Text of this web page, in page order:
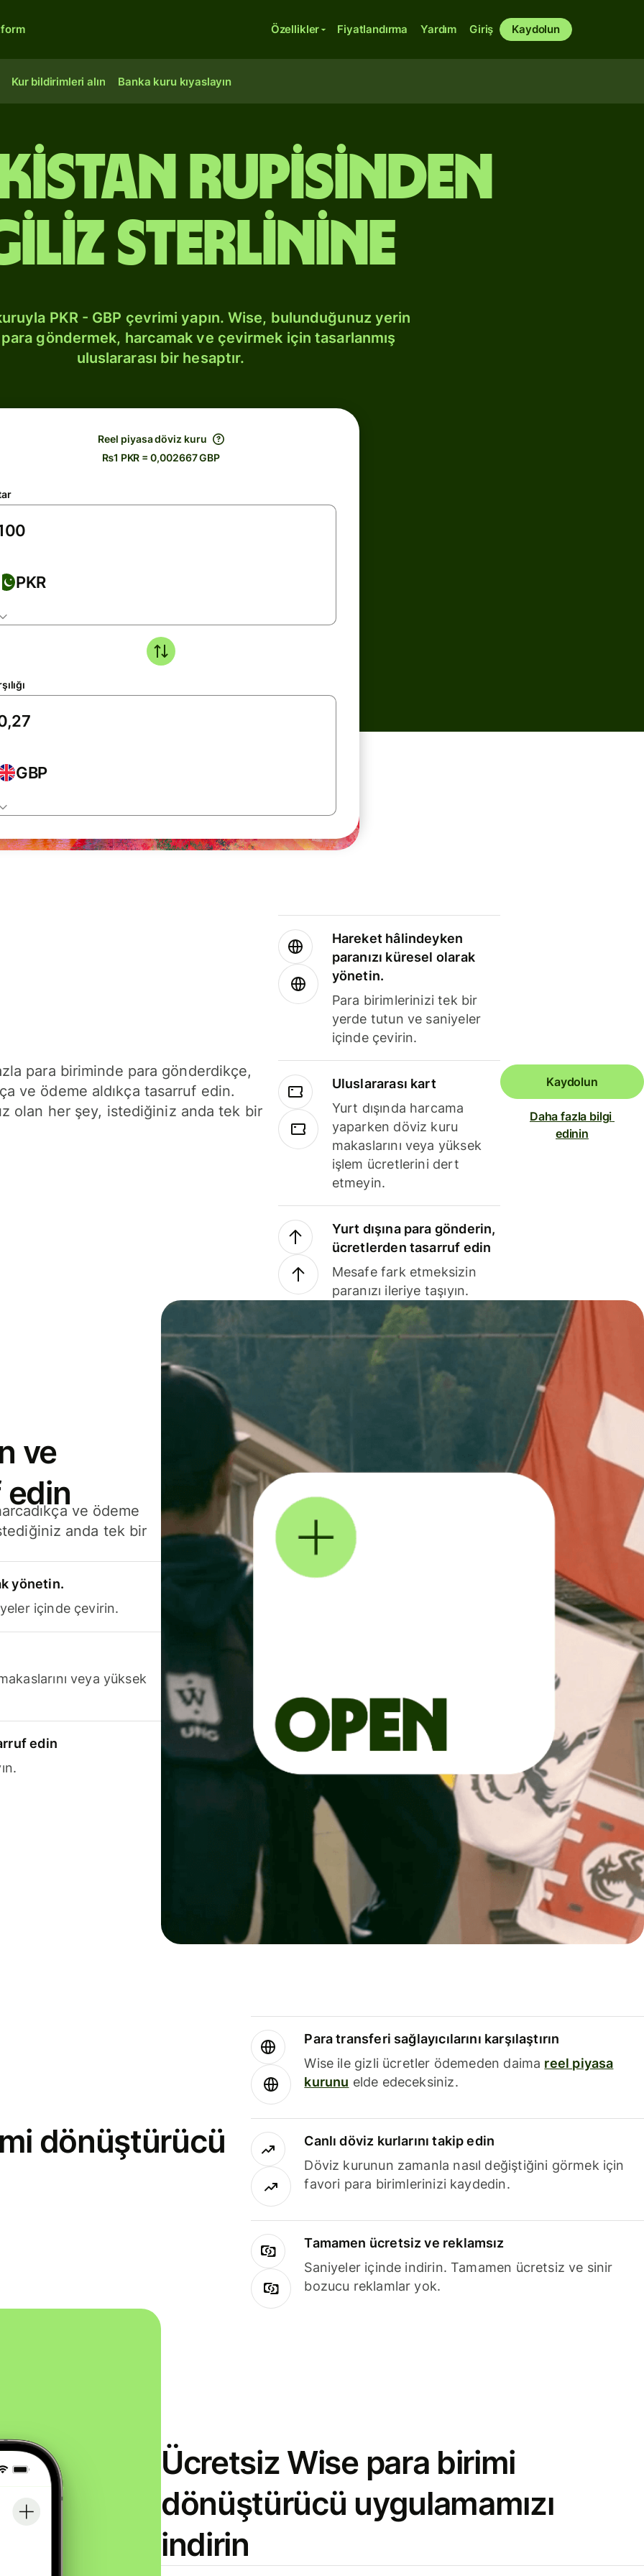
Özellikler Fiyatlandırma Yardım Giriş Kaydolun
Kur bildirimleri alın Banka kuru kıyaslayın
rupisinden
sterlinine
PKR - GBP çevrimi yapın. Wise, bulunduğunuz yerin
göndermek, harcamak ve çevirmek için tasarlanmış
uluslararası bir hesaptır.
Reel piyasa döviz kuru
₨1 PKR = 0,002667 GBP
PKR
GBP
para biriminde para gönderdikçe,
ve ödeme aldıkça tasarruf edin.
olan her şey, istediğiniz anda tek bir
Hareket hâlindeyken
paranızı küresel olarak
yönetin.
Para birimlerinizi tek bir
yerde tutun ve saniyeler
içinde çevirin.
Uluslararası kart
Yurt dışında harcama
yaparken döviz kuru
makaslarını veya yüksek
işlem ücretlerini dert
etmeyin.
Yurt dışına para gönderin,
ücretlerden tasarruf edin
Mesafe fark etmeksizin
paranızı ileriye taşıyın.
Kaydolun
Daha fazla bilgi
edinin
ve
edinve ödeme
anda tek bir
yönetin.
içinde çevirin.
veya yüksek
edin
dönüştürücü
Para transferi sağlayıcılarını karşılaştırın
Wise ile gizli ücretler ödemeden daima reel piyasa
kurunu elde edeceksiniz.
Canlı döviz kurlarını takip edin
Döviz kurunun zamanla nasıl değiştiğini görmek için
favori para birimlerinizi kaydedin.
Tamamen ücretsiz ve reklamsız
Saniyeler içinde indirin. Tamamen ücretsiz ve sinir
bozucu reklamlar yok.
Ücretsiz Wise para birimi
dönüştürücü uygulamamızı
indirin